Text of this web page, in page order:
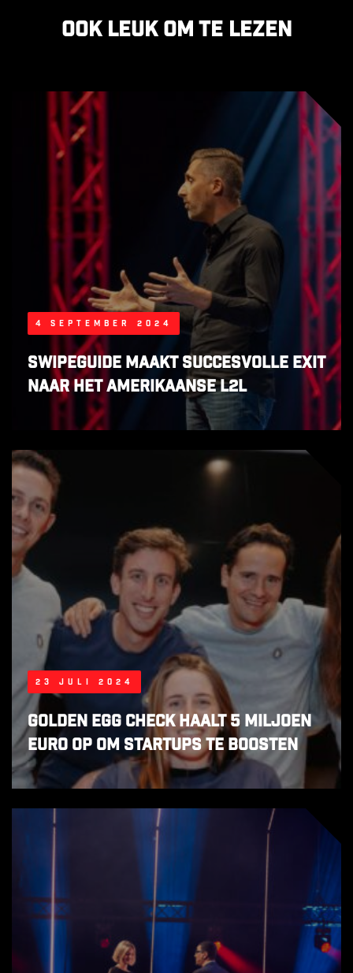
Ook leuk om te lezen
4 september 2024
SwipeGuide maakt succesvolle exit
naar het Amerikaanse L2L
23 juli 2024
Golden Egg Check haalt 5 miljoen
euro op om startups te boosten